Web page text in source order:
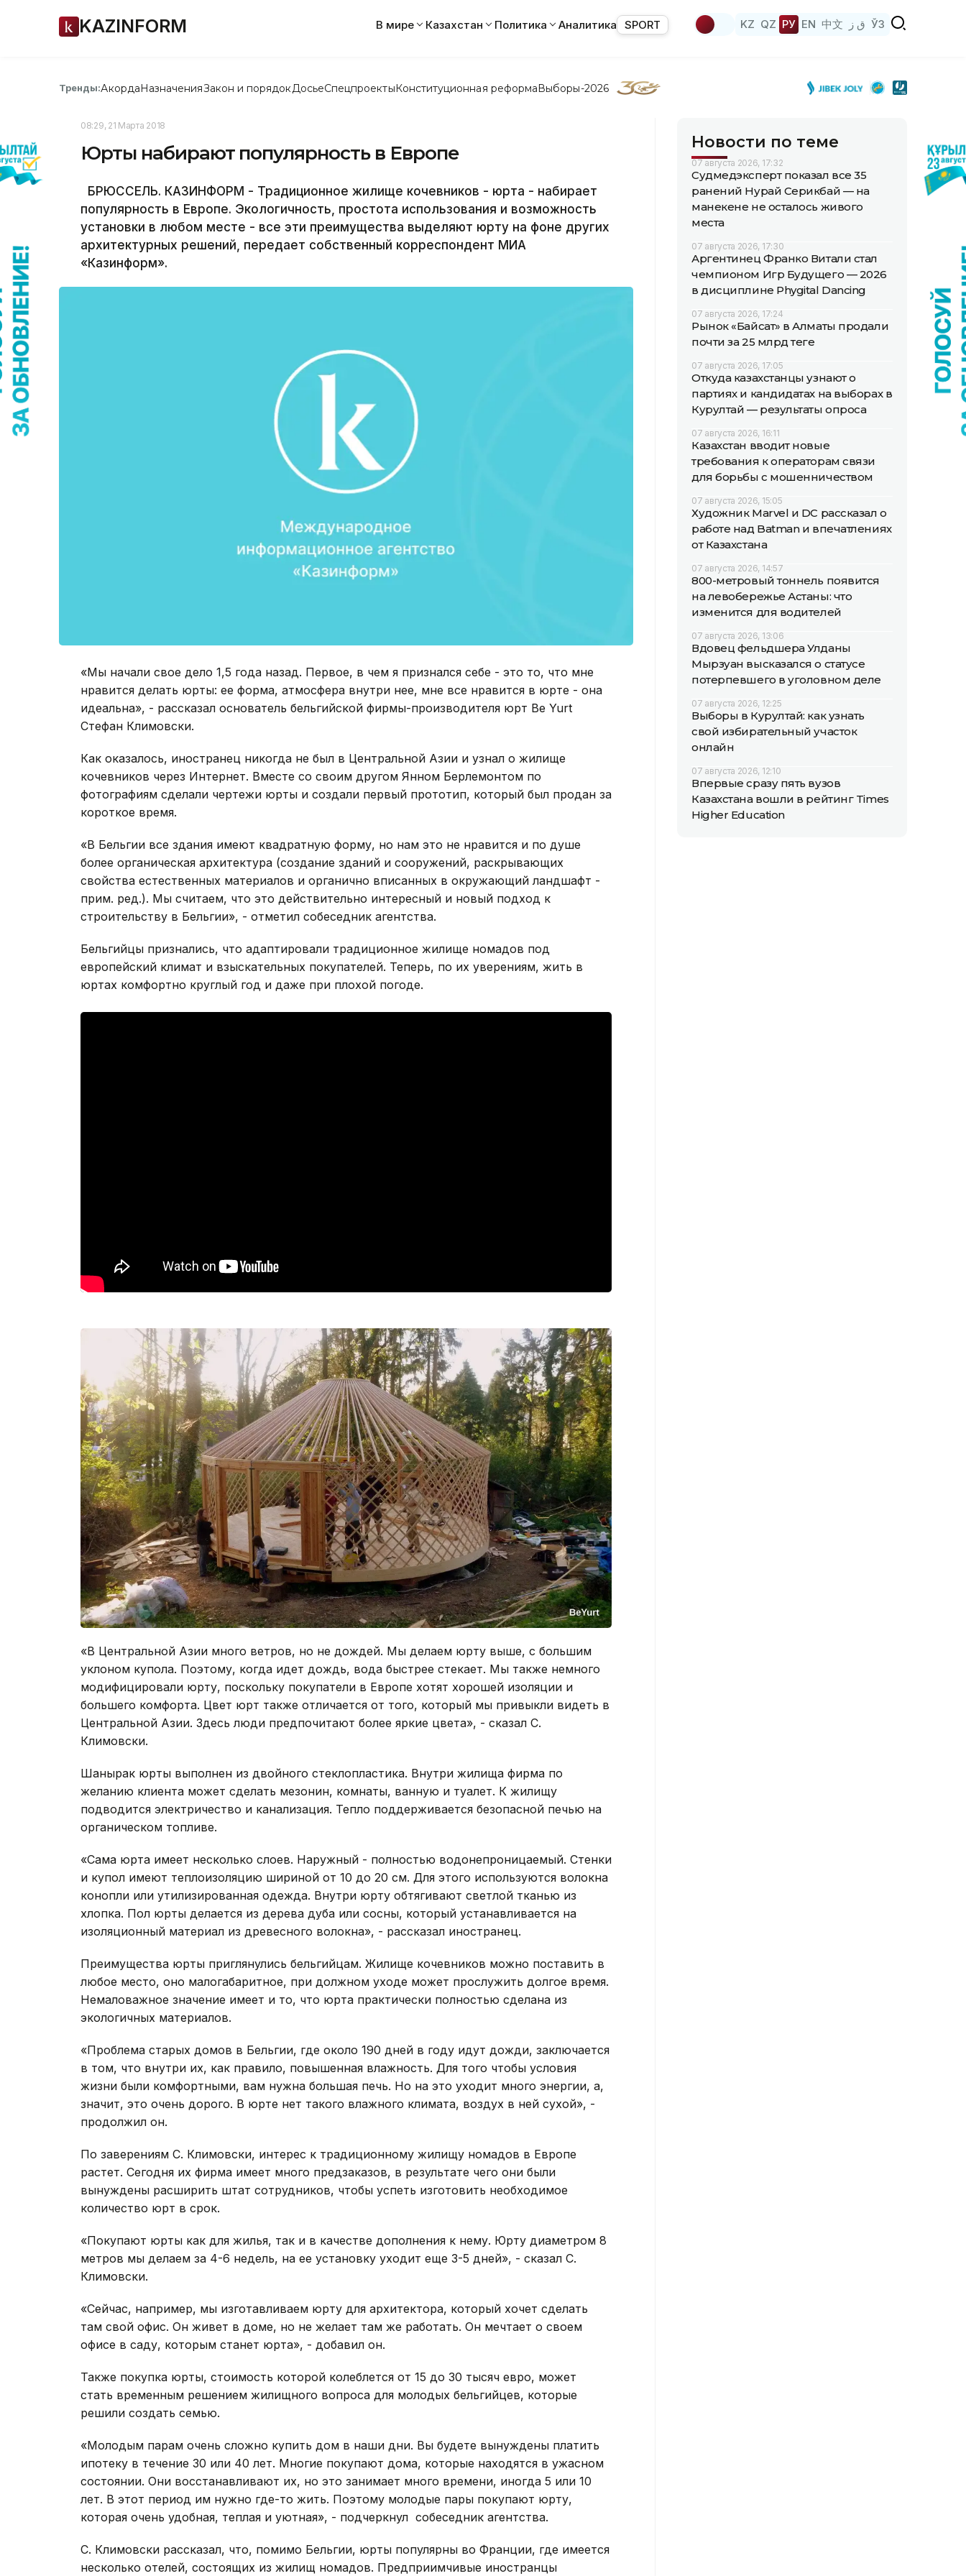
KAZINFORM В мире Казахстан Политика Аналитика SPORT KZ QZ РУ EN 中文 ق ز ЎЗ
Тренды:АкордаНазначенияЗакон и порядок ДосьеСпецпроектыКонституционная реформаВыборы-2026
08:29, 21 Марта 2018
Юрты набирают популярность в Европе
БРЮССЕЛЬ. КАЗИНФОРМ - Традиционное жилище кочевников - юрта - набирает
популярность в Европе. Экологичность, простота использования и возможность
установки в любом месте - все эти преимущества выделяют юрту на фоне других
архитектурных решений, передает собственный корреспондент МИА
«Казинформ».
«Мы начали свое дело 1,5 года назад. Первое, в чем я признался себе - это то, что мне
нравится делать юрты: ее форма, атмосфера внутри нее, мне все нравится в юрте - она
идеальна», - рассказал основатель бельгийской фирмы-производителя юрт Be Yurt
Стефан Климовски.
Как оказалось, иностранец никогда не был в Центральной Азии и узнал о жилище
кочевников через Интернет. Вместе со своим другом Янном Берлемонтом по
фотографиям сделали чертежи юрты и создали первый прототип, который был продан за
короткое время.
«В Бельгии все здания имеют квадратную форму, но нам это не нравится и по душе
более органическая архитектура (создание зданий и сооружений, раскрывающих
свойства естественных материалов и органично вписанных в окружающий ландшафт -
прим. ред.). Мы считаем, что это действительно интересный и новый подход к
строительству в Бельгии», - отметил собеседник агентства.
Бельгийцы признались, что адаптировали традиционное жилище номадов под
европейский климат и взыскательных покупателей. Теперь, по их уверениям, жить в
юртах комфортно круглый год и даже при плохой погоде.
«В Центральной Азии много ветров, но не дождей. Мы делаем юрту выше, с большим
уклоном купола. Поэтому, когда идет дождь, вода быстрее стекает. Мы также немного
модифицировали юрту, поскольку покупатели в Европе хотят хорошей изоляции и
большего комфорта. Цвет юрт также отличается от того, который мы привыкли видеть в
Центральной Азии. Здесь люди предпочитают более яркие цвета», - сказал С.
Климовски.
Шанырак юрты выполнен из двойного стеклопластика. Внутри жилища фирма по
желанию клиента может сделать мезонин, комнаты, ванную и туалет. К жилищу
подводится электричество и канализация. Тепло поддерживается безопасной печью на
органическом топливе.
«Сама юрта имеет несколько слоев. Наружный - полностью водонепроницаемый. Стенки
и купол имеют теплоизоляцию шириной от 10 до 20 см. Для этого используются волокна
конопли или утилизированная одежда. Внутри юрту обтягивают светлой тканью из
хлопка. Пол юрты делается из дерева дуба или сосны, который устанавливается на
изоляционный материал из древесного волокна», - рассказал иностранец.
Преимущества юрты приглянулись бельгийцам. Жилище кочевников можно поставить в
любое место, оно малогабаритное, при должном уходе может прослужить долгое время.
Немаловажное значение имеет и то, что юрта практически полностью сделана из
экологичных материалов.
«Проблема старых домов в Бельгии, где около 190 дней в году идут дожди, заключается
в том, что внутри их, как правило, повышенная влажность. Для того чтобы условия
жизни были комфортными, вам нужна большая печь. Но на это уходит много энергии, а,
значит, это очень дорого. В юрте нет такого влажного климата, воздух в ней сухой», -
продолжил он.
По заверениям С. Климовски, интерес к традиционному жилищу номадов в Европе
растет. Сегодня их фирма имеет много предзаказов, в результате чего они были
вынуждены расширить штат сотрудников, чтобы успеть изготовить необходимое
количество юрт в срок.
«Покупают юрты как для жилья, так и в качестве дополнения к нему. Юрту диаметром 8
метров мы делаем за 4-6 недель, на ее установку уходит еще 3-5 дней», - сказал С.
Климовски.
«Сейчас, например, мы изготавливаем юрту для архитектора, который хочет сделать
там свой офис. Он живет в доме, но не желает там же работать. Он мечтает о своем
офисе в саду, которым станет юрта», - добавил он.
Также покупка юрты, стоимость которой колеблется от 15 до 30 тысяч евро, может
стать временным решением жилищного вопроса для молодых бельгийцев, которые
решили создать семью.
«Молодым парам очень сложно купить дом в наши дни. Вы будете вынуждены платить
ипотеку в течение 30 или 40 лет. Многие покупают дома, которые находятся в ужасном
состоянии. Они восстанавливают их, но это занимает много времени, иногда 5 или 10
лет. В этот период им нужно где-то жить. Поэтому молодые пары покупают юрту,
которая очень удобная, теплая и уютная», - подчеркнул собеседник агентства.
С. Климовски рассказал, что, помимо Бельгии, юрты популярны во Франции, где имеется
несколько отелей, состоящих из жилищ номадов. Предприимчивые иностранцы
Новости по теме
07 августа 2026, 17:32
Судмедэксперт показал все 35
ранений Нурай Серикбай — на
манекене не осталось живого
места
07 августа 2026, 17:30
Аргентинец Франко Витали стал
чемпионом Игр Будущего — 2026
в дисциплине Phygital Dancing
07 августа 2026, 17:24
Рынок «Байсат» в Алматы продали
почти за 25 млрд теңге
07 августа 2026, 17:05
Откуда казахстанцы узнают о
партиях и кандидатах на выборах в
Курултай — результаты опроса
07 августа 2026, 16:11
Казахстан вводит новые
требования к операторам связи
для борьбы с мошенничеством
07 августа 2026, 15:05
Художник Marvel и DC рассказал о
работе над Batman и впечатлениях
от Казахстана
07 августа 2026, 14:57
800-метровый тоннель появится
на левобережье Астаны: что
изменится для водителей
07 августа 2026, 13:06
Вдовец фельдшера Улданы
Мырзуан высказался о статусе
потерпевшего в уголовном деле
07 августа 2026, 12:25
Выборы в Курултай: как узнать
свой избирательный участок
онлайн
07 августа 2026, 12:10
Впервые сразу пять вузов
Казахстана вошли в рейтинг Times
Higher Education